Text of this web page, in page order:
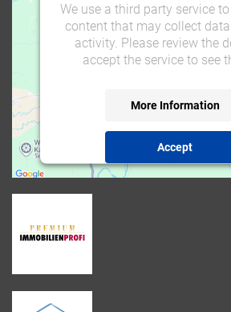
We use a third party service
content that may collect
activity. Please review the
accept the service to see
More Information
Accept
powered byUsercentrics